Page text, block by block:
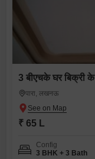
3 बीएचके घर बिक्री
पारा, लखनऊ
₹ 65 L
Config
3 BHK + 3 Bath